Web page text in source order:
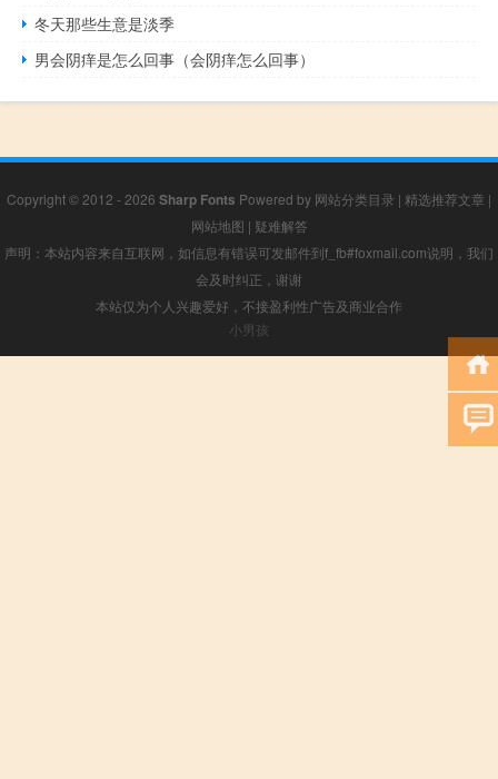
冬天那些生意是淡季
男会阴痒是怎么回事（会阴痒怎么回事）
Copyright © 2012 - 2026 Sharp Fonts Powered by 网站分类目录 | 精选推荐文章 |
网站地图 | 疑难解答
声明：本站内容来自互联网，如信息有错误可发邮件到f_fb#foxmail.com说明，我们
会及时纠正，谢谢
本站仅为个人兴趣爱好，不接盈利性广告及商业合作
小男孩